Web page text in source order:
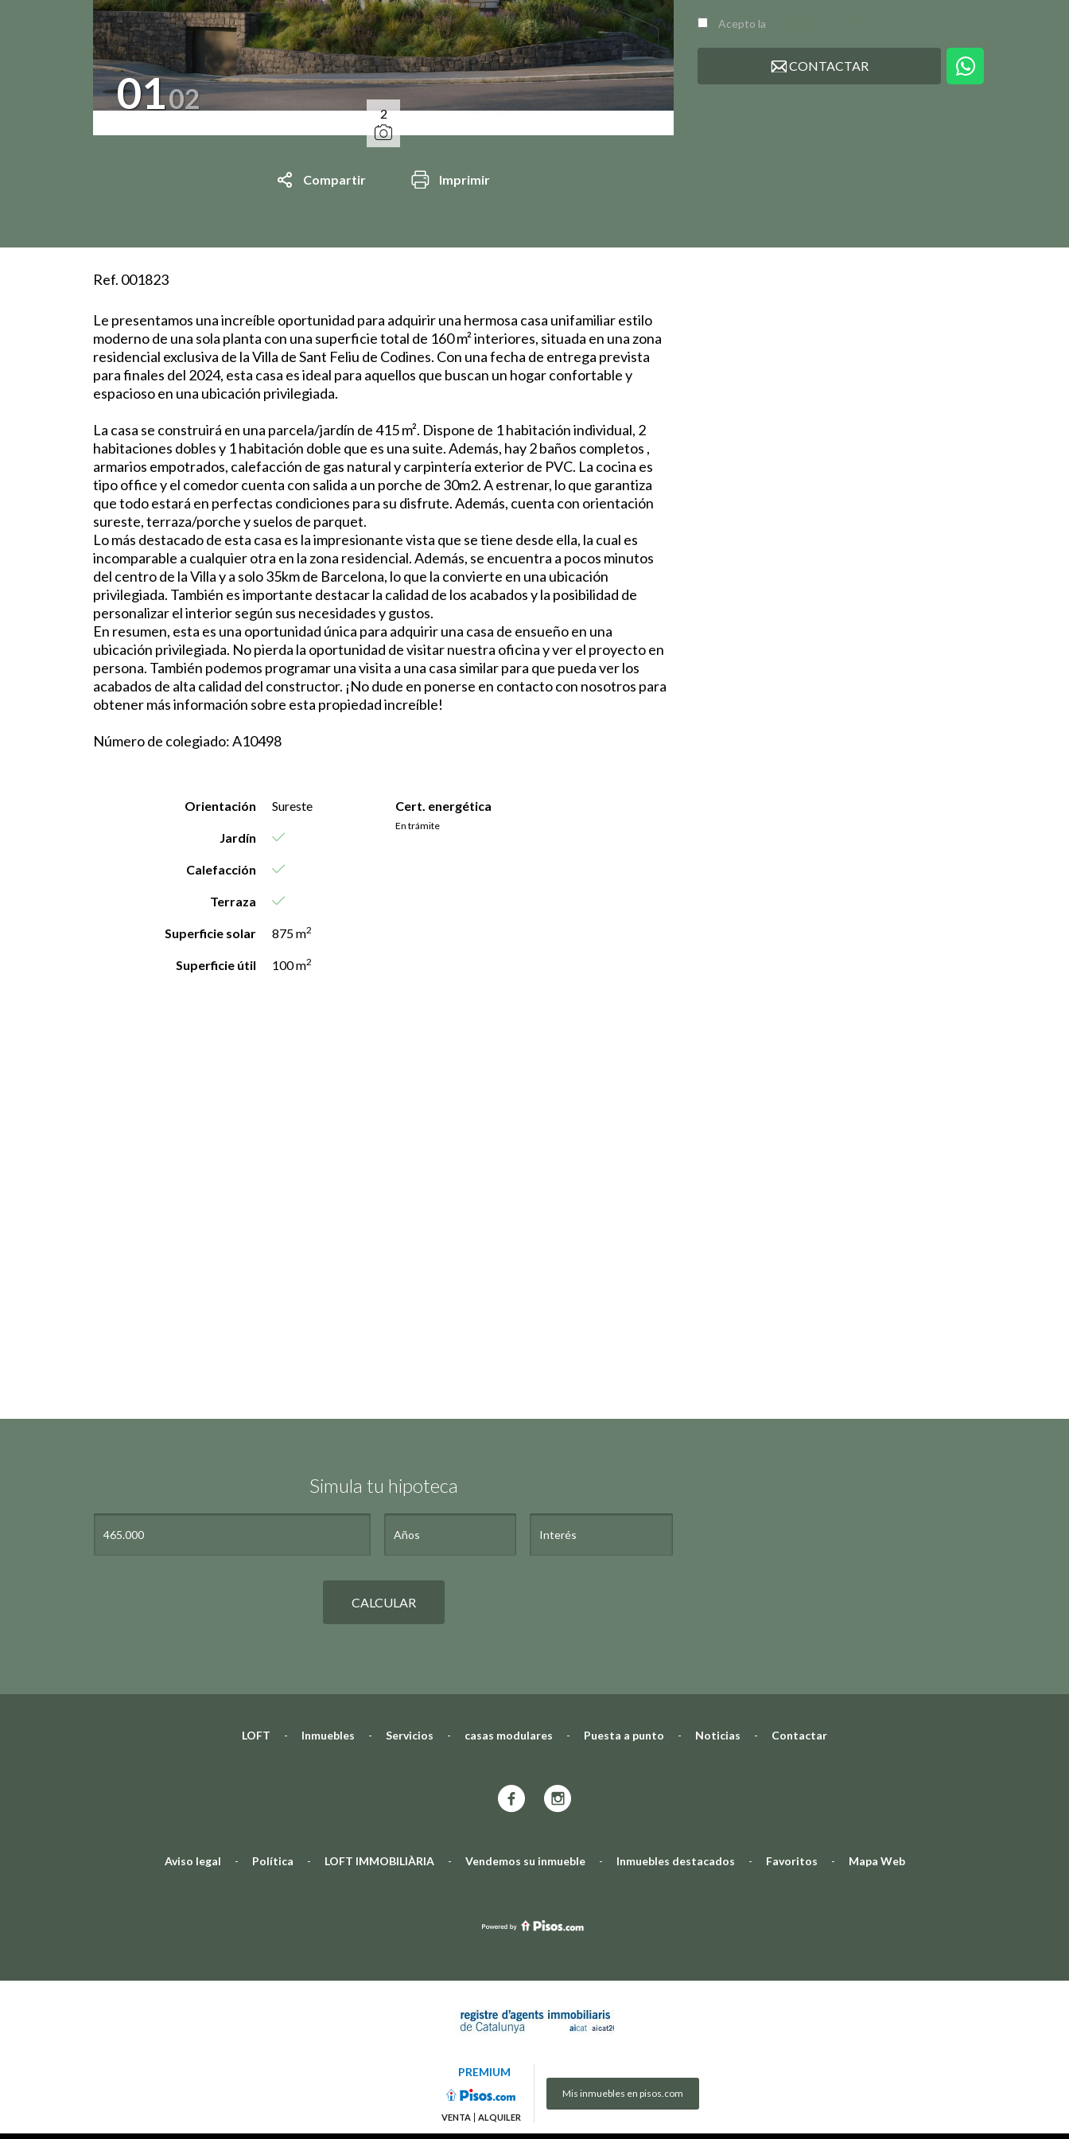
0102 2
Compartir Imprimir
Acepto la
CONTACTAR
Ref. 001823
Le presentamos una increíble oportunidad para adquirir una hermosa casa unifamiliar estilo
moderno de una sola planta con una superficie total de 160 m² interiores, situada en una zona
residencial exclusiva de la Villa de Sant Feliu de Codines. Con una fecha de entrega prevista
para finales del 2024, esta casa es ideal para aquellos que buscan un hogar confortable y
espacioso en una ubicación privilegiada.
La casa se construirá en una parcela/jardín de 415 m². Dispone de 1 habitación individual, 2
habitaciones dobles y 1 habitación doble que es una suite. Además, hay 2 baños completos ,
armarios empotrados, calefacción de gas natural y carpintería exterior de PVC. La cocina es
tipo office y el comedor cuenta con salida a un porche de 30m2. A estrenar, lo que garantiza
que todo estará en perfectas condiciones para su disfrute. Además, cuenta con orientación
sureste, terraza/porche y suelos de parquet.
Lo más destacado de esta casa es la impresionante vista que se tiene desde ella, la cual es
incomparable a cualquier otra en la zona residencial. Además, se encuentra a pocos minutos
del centro de la Villa y a solo 35km de Barcelona, lo que la convierte en una ubicación
privilegiada. También es importante destacar la calidad de los acabados y la posibilidad de
personalizar el interior según sus necesidades y gustos.
En resumen, esta es una oportunidad única para adquirir una casa de ensueño en una
ubicación privilegiada. No pierda la oportunidad de visitar nuestra oficina y ver el proyecto en
persona. También podemos programar una visita a una casa similar para que pueda ver los
acabados de alta calidad del constructor. ¡No dude en ponerse en contacto con nosotros para
obtener más información sobre esta propiedad increíble!
Número de colegiado: A10498
Orientación Sureste
Jardín
Calefacción
Terraza
Superficie solar 875 m2
Superficie útil 100 m2
Cert. energética
En trámite
Simula tu hipoteca
CALCULAR
LOFT - Inmuebles - Servicios - casas modulares - Puesta a punto - Noticias - Contactar
Aviso legal - Política - LOFT IMMOBILIÀRIA - Vendemos su inmueble - Inmuebles destacados - Favoritos - Mapa Web
PREMIUM
VENTA ALQUILER
Mis inmuebles en pisos.com